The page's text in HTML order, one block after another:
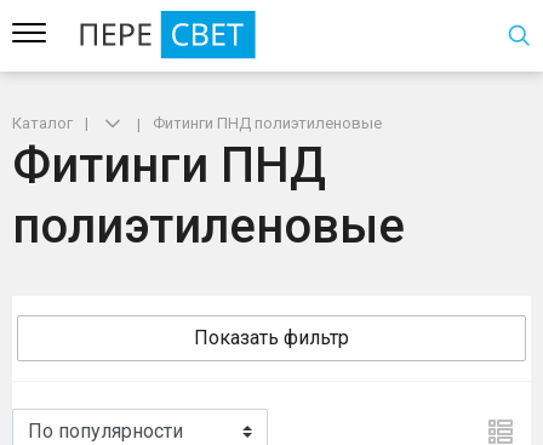
Каталог Фитинги ПНД полиэтиленовые
Фитинги ПНД
полиэтиленовые
Показать фильтр